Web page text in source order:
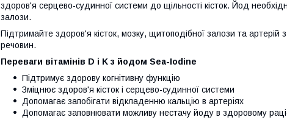
здоров'я серцево-судинної системи до щільності кісток. Йод
залози.
Підтримайте здоров'я кісток, мозку, щитоподібної залози та
речовин.
Переваги вітамінів D і K з йодом Sea-Iodine
Підтримує здорову когнітивну функцію
Зміцнює здоров'я кісток і серцево-судинної системи
Допомагає запобігати відкладенню кальцію в артеріях
Допомагає заповнювати можливу нестачу йоду в здоровому